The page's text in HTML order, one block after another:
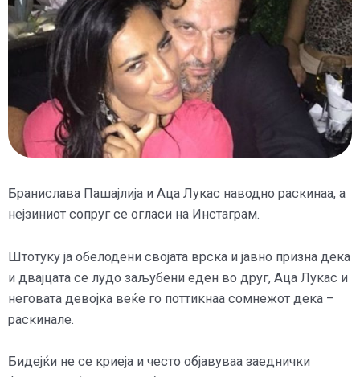
Бранислава Пашајлија и Аца Лукас наводно раскинаа, а
нејзиниот сопруг се огласи на Инстаграм.
Штотуку ја обелодени својата врска и јавно призна дека
и двајцата се лудо заљубени еден во друг, Аца Лукас и
неговата девојка веќе го поттикнаа сомнежот дека –
раскинале.
Бидејќи не се криеја и често објавуваа заеднички